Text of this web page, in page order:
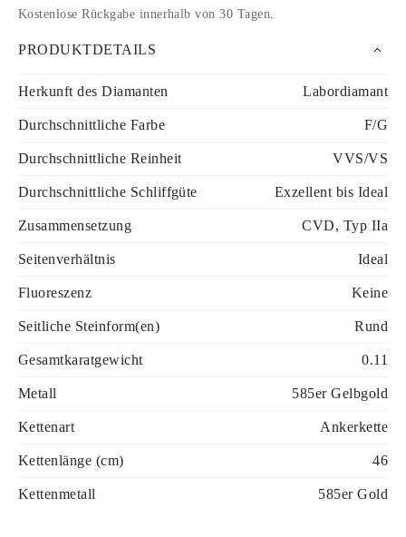
Kostenlose Rückgabe innerhalb von 30 Tagen.
PRODUKTDETAILS
Herkunft des Diamanten Labordiamant
Durchschnittliche Farbe F/G
Durchschnittliche Reinheit VVS/VS
Durchschnittliche Schliffgüte Exzellent bis Ideal
Zusammensetzung CVD, Typ IIa
Seitenverhältnis Ideal
Fluoreszenz Keine
Seitliche Steinform(en) Rund
Gesamtkaratgewicht 0.11
Metall 585er Gelbgold
Kettenart Ankerkette
Kettenlänge (cm) 46
Kettenmetall 585er Gold